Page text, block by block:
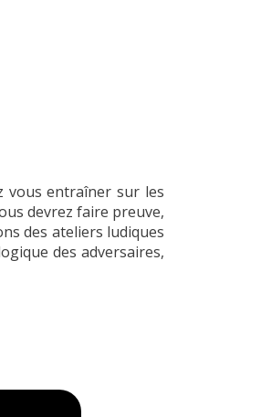
vous entraîner sur les
devrez faire preuve,
des ateliers ludiques
des adversaires,